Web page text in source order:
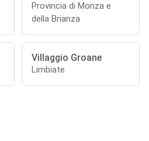
Provincia di Monza e
della Brianza
Villaggio Groane
Limbiate